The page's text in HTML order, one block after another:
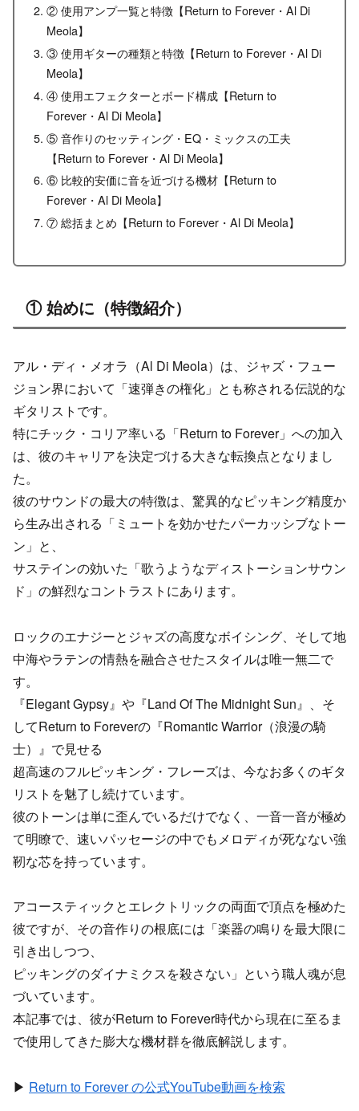
② 使用アンプ一覧と特徴【Return to Forever・Al Di
Meola】
③ 使用ギターの種類と特徴【Return to Forever・Al Di
Meola】
④ 使用エフェクターとボード構成【Return to
Forever・Al Di Meola】
⑤ 音作りのセッティング・EQ・ミックスの工夫
【Return to Forever・Al Di Meola】
⑥ 比較的安価に音を近づける機材【Return to
Forever・Al Di Meola】
⑦ 総括まとめ【Return to Forever・Al Di Meola】
① 始めに（特徴紹介）
アル・ディ・メオラ（Al Di Meola）は、ジャズ・フュー
ジョン界において「速弾きの権化」とも称される伝説的な
ギタリストです。
特にチック・コリア率いる「Return to Forever」への加入
は、彼のキャリアを決定づける大きな転換点となりまし
た。
彼のサウンドの最大の特徴は、驚異的なピッキング精度か
ら生み出される「ミュートを効かせたパーカッシブなトー
ン」と、
サステインの効いた「歌うようなディストーションサウン
ド」の鮮烈なコントラストにあります。
ロックのエナジーとジャズの高度なボイシング、そして地
中海やラテンの情熱を融合させたスタイルは唯一無二で
す。
『Elegant Gypsy』や『Land Of The Midnight Sun』、そ
してReturn to Foreverの『Romantic Warrior（浪漫の騎
士）』で見せる
超高速のフルピッキング・フレーズは、今なお多くのギタ
リストを魅了し続けています。
彼のトーンは単に歪んでいるだけでなく、一音一音が極め
て明瞭で、速いパッセージの中でもメロディが死なない強
靭な芯を持っています。
アコースティックとエレクトリックの両面で頂点を極めた
彼ですが、その音作りの根底には「楽器の鳴りを最大限に
引き出しつつ、
ピッキングのダイナミクスを殺さない」という職人魂が息
づいています。
本記事では、彼がReturn to Forever時代から現在に至るま
で使用してきた膨大な機材群を徹底解説します。
▶ Return to Forever の公式YouTube動画を検索